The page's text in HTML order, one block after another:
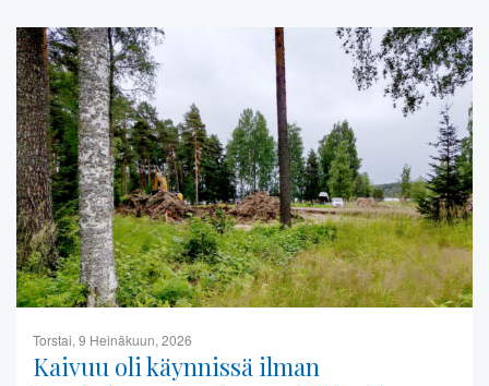
Torstai, 9 Heinäkuun, 2026
Kaivuu oli käynnissä ilman